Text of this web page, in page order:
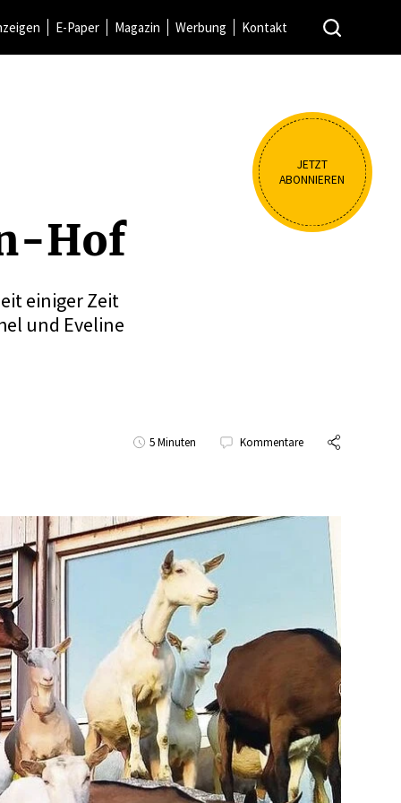
E-Paper Magazin Werbung Kontakt
JETZT
ABONNIEREN
Hof
einiger Zeit
und Eveline
5 Minuten Kommentare